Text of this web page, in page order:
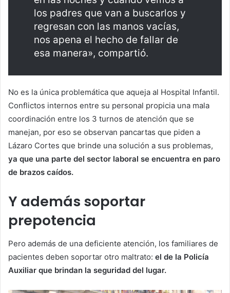
los padres que van a buscarlos y
regresan con las manos vacías,
nos apena el hecho de fallar de
esa manera», compartió.
No es la única problemática que aqueja al Hospital Infantil.
Conflictos internos entre su personal propicia una mala
coordinación entre los 3 turnos de atención que se
manejan, por eso se observan pancartas que piden a
Lázaro Cortes que brinde una solución a sus problemas,
ya que una parte del sector laboral se encuentra en paro
de brazos caídos.
Y además soportar
prepotencia
Pero además de una deficiente atención, los familiares de
pacientes deben soportar otro maltrato: el de la Policía
Auxiliar que brindan la seguridad del lugar.